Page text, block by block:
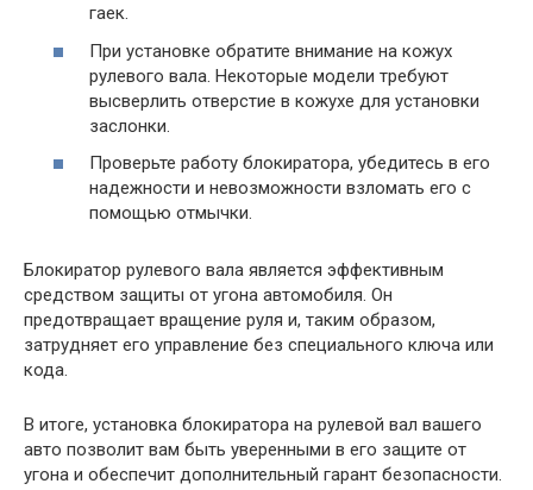
гаек.
При установке обратите внимание на кожух
рулевого вала. Некоторые модели требуют
высверлить отверстие в кожухе для установки
заслонки.
Проверьте работу блокиратора, убедитесь в его
надежности и невозможности взломать его с
помощью отмычки.
Блокиратор рулевого вала является эффективным
средством защиты от угона автомобиля. Он
предотвращает вращение руля и, таким образом,
затрудняет его управление без специального ключа или
кода.
В итоге, установка блокиратора на рулевой вал вашего
авто позволит вам быть уверенными в его защите от
угона и обеспечит дополнительный гарант безопасности.